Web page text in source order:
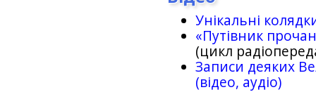
Унікальні
«Путівник
(цикл
Записи деяких
(відео, аудіо)